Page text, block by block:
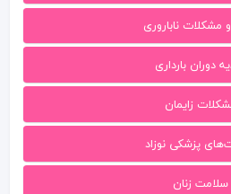
مشکلات ناباروری
دوران بارداری
زایمان
پزشکی نوزاد
سلامت زنان